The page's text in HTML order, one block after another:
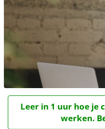
Leer in 1 uur hoe
werken.